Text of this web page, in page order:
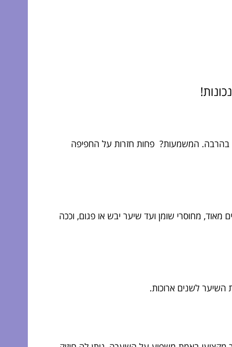
המשמעות? פחות חזרות על החפיפה
מחוסרי שומן ועד שיער יבש או פגום, וככה
השיער לשנים ארוכות.